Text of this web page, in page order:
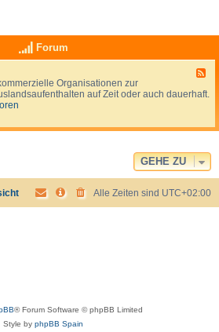
Forum
e
A
g
e
e
Organisationen zur
auf Zeit oder auch dauerhaft.
GEHE ZU
Alle Zeiten sind UTC+02:00
® Forum Software © phpBB Limited
Style by phpBB Spain